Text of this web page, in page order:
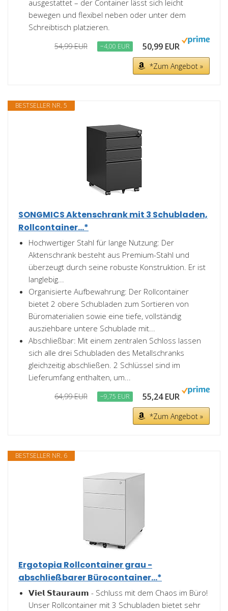
ausgestattet – der Container lässt sich leicht
bewegen und flexibel neben oder unter dem
Schreibtisch platzieren.
54,99 EUR −4,00 EUR 50,99 EUR
*Zum Angebot »
BESTSELLER NR. 5
SONGMICS Aktenschrank mit 3 Schubladen,
Rollcontainer...*
Hochwertiger Stahl für lange Nutzung: Der
Aktenschrank besteht aus Premium-Stahl und
überzeugt durch seine robuste Konstruktion. Er ist
langlebig...
Organisierte Aufbewahrung: Der Rollcontainer
bietet 2 obere Schubladen zum Sortieren von
Büromaterialien sowie eine tiefe, vollständig
ausziehbare untere Schublade mit...
Abschließbar: Mit einem zentralen Schloss lassen
sich alle drei Schubladen des Metallschranks
gleichzeitig abschließen. 2 Schlüssel sind im
Lieferumfang enthalten, um...
64,99 EUR −9,75 EUR 55,24 EUR
*Zum Angebot »
BESTSELLER NR. 6
Ergotopia Rollcontainer grau -
abschließbarer Bürocontainer...*
𝗩𝗶𝗲𝗹 𝗦𝘁𝗮𝘂𝗿𝗮𝘂𝗺 - Schluss mit dem Chaos im Büro!
Unser Rollcontainer mit 3 Schubladen bietet sehr